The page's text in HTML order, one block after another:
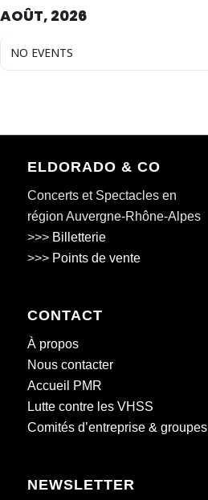
AOÛT, 2026
NO EVENTS
ELDORADO & CO
Concerts et Spectacles en
région Auvergne-Rhône-Alpes
>>> Billetterie
>>> Points de vente
CONTACT
À propos
Nous contacter
Accueil PMR
Lutte contre les VHSS
Comités d’entreprise & groupes
NEWSLETTER